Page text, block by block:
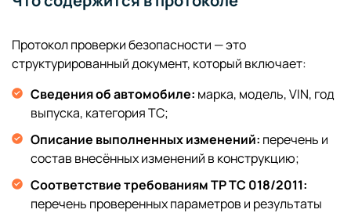
Протокол проверки безопасности — это
структурированный документ, который включает:
Сведения об автомобиле: марка, модель, VIN, год
выпуска, категория ТС;
Описание выполненных изменений: перечень и
состав внесённых изменений в конструкцию;
Соответствие требованиям ТР ТС 018/2011:
перечень проверенных параметров и результаты